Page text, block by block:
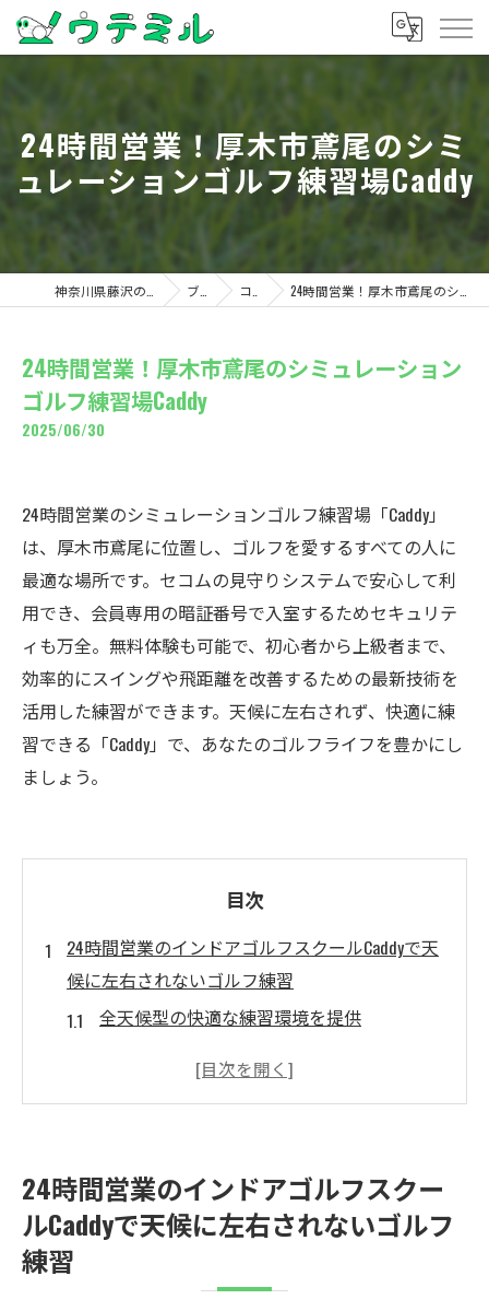
24時間営業！厚木市鳶尾のシミ
ュレーションゴルフ練習場Caddy
ブログ コラム 24時間営業！厚木市鳶尾のシミュレーションゴルフ練習場Caddy
24時間営業！厚木市鳶尾のシミュレーション
ゴルフ練習場Caddy
2025/06/30
24時間営業のシミュレーションゴルフ練習場「Caddy」
は、厚木市鳶尾に位置し、ゴルフを愛するすべての人に
最適な場所です。セコムの見守りシステムで安心して利
用でき、会員専用の暗証番号で入室するためセキュリテ
ィも万全。無料体験も可能で、初心者から上級者まで、
効率的にスイングや飛距離を改善するための最新技術を
活用した練習ができます。天候に左右されず、快適に練
習できる「Caddy」で、あなたのゴルフライフを豊かにし
ましょう。
目次
24時間営業のインドアゴルフスクールCaddyで天
候に左右されないゴルフ練習
全天候型の快適な練習環境を提供
時間を気にせずにスキル向上に集中
会員制だからこそ得られる特別な安心感
混雑を避けたプライベートな練習時間
厚木市鳶尾のインドアゴルフスクールCaddyの無
24時間営業のインドアゴルフスクー
ルCaddyで天候に左右されないゴルフ
練習